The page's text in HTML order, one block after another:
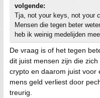
volgende:
Tja, not your keys, not your
Mensen die tegen beter
heb ik weinig medelijden mee.
De vraag is of het tegen
dit juist mensen zijn die
crypto en daarom juist voor
mens geld verliest door
treurig.